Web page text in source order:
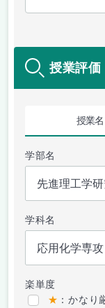
授業評価
授業名
学部名
学科名
楽単度
★ ：かなり